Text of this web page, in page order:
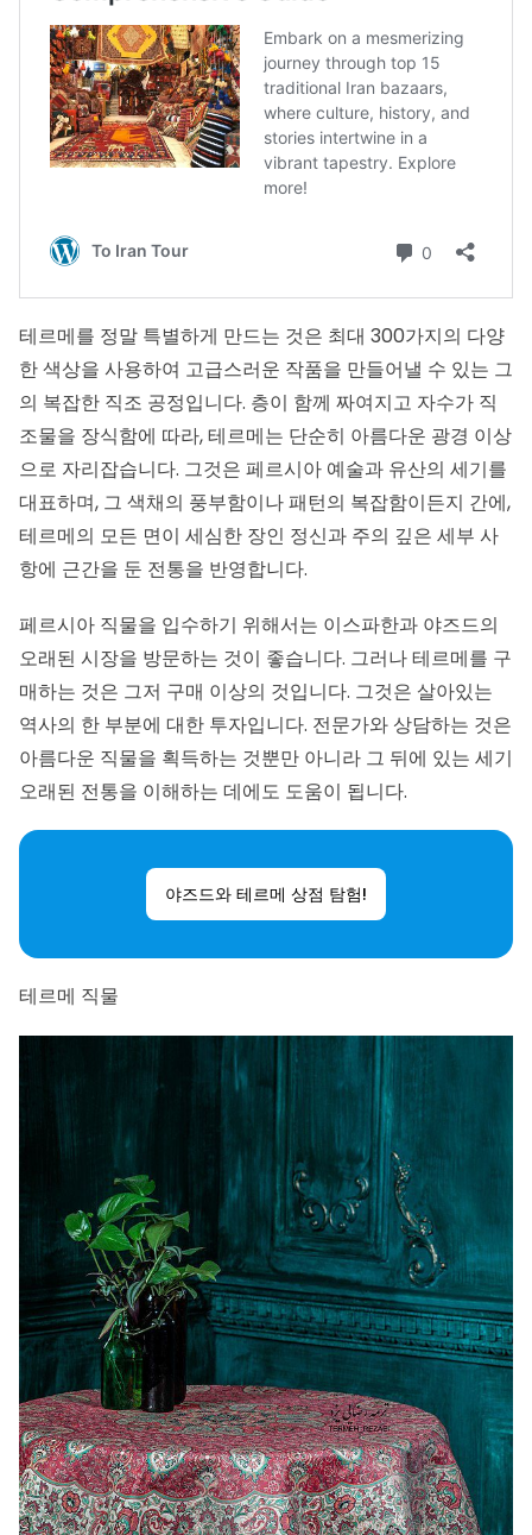
테르메를 정말 특별하게 만드는 것은 최대 300가지의 다양
한 색상을 사용하여 고급스러운 작품을 만들어낼 수 있는 그
의 복잡한 직조 공정입니다. 층이 함께 짜여지고 자수가 직
조물을 장식함에 따라, 테르메는 단순히 아름다운 광경 이상
으로 자리잡습니다. 그것은 페르시아 예술과 유산의 세기를
대표하며, 그 색채의 풍부함이나 패턴의 복잡함이든지 간에,
테르메의 모든 면이 세심한 장인 정신과 주의 깊은 세부 사
항에 근간을 둔 전통을 반영합니다.
페르시아 직물을 입수하기 위해서는 이스파한과 야즈드의
오래된 시장을 방문하는 것이 좋습니다. 그러나 테르메를 구
매하는 것은 그저 구매 이상의 것입니다. 그것은 살아있는
역사의 한 부분에 대한 투자입니다. 전문가와 상담하는 것은
아름다운 직물을 획득하는 것뿐만 아니라 그 뒤에 있는 세기
오래된 전통을 이해하는 데에도 도움이 됩니다.
야즈드와 테르메 상점 탐험!
테르메 직물